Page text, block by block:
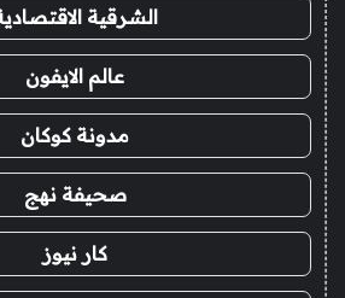
الشرقية
عالم الايفون
مدونة كوكان
صحيفة نهج
كار نيوز